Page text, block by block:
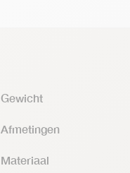
Gewicht
Afmetingen
Materiaal